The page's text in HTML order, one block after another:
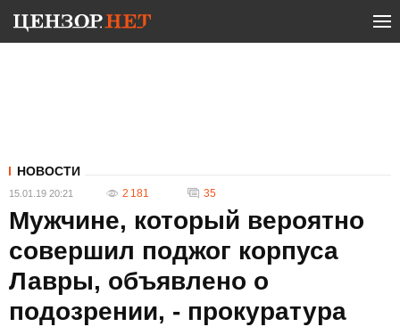
НОВОСТИ
15.01.19 20:21 2 181 35
Мужчине, который вероятно
совершил поджог корпуса
Лавры, объявлено о
подозрении, - прокуратура